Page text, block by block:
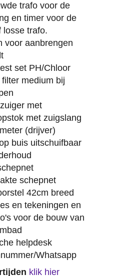
trafo voor de
en timer voor de
losse trafo.
voor aanbrengen
set PH/Chloor
medium bij
met
met zuigslang
(drijver)
buis uitschuifbaar
schepnet
42cm breed
en tekeningen en
voor de bouw van
helpdesk
Whatsapp
klik hier